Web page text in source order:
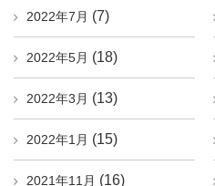
2022年7月 (7)
2022年5月 (18)
2022年3月 (13)
2022年1月 (15)
2021年11月 (16)